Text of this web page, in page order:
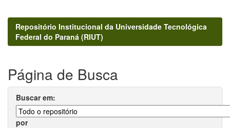
Repositório Institucional da Universidade Tecnológica
Federal do Paraná (RIUT)
Página de Busca
Buscar em:
por